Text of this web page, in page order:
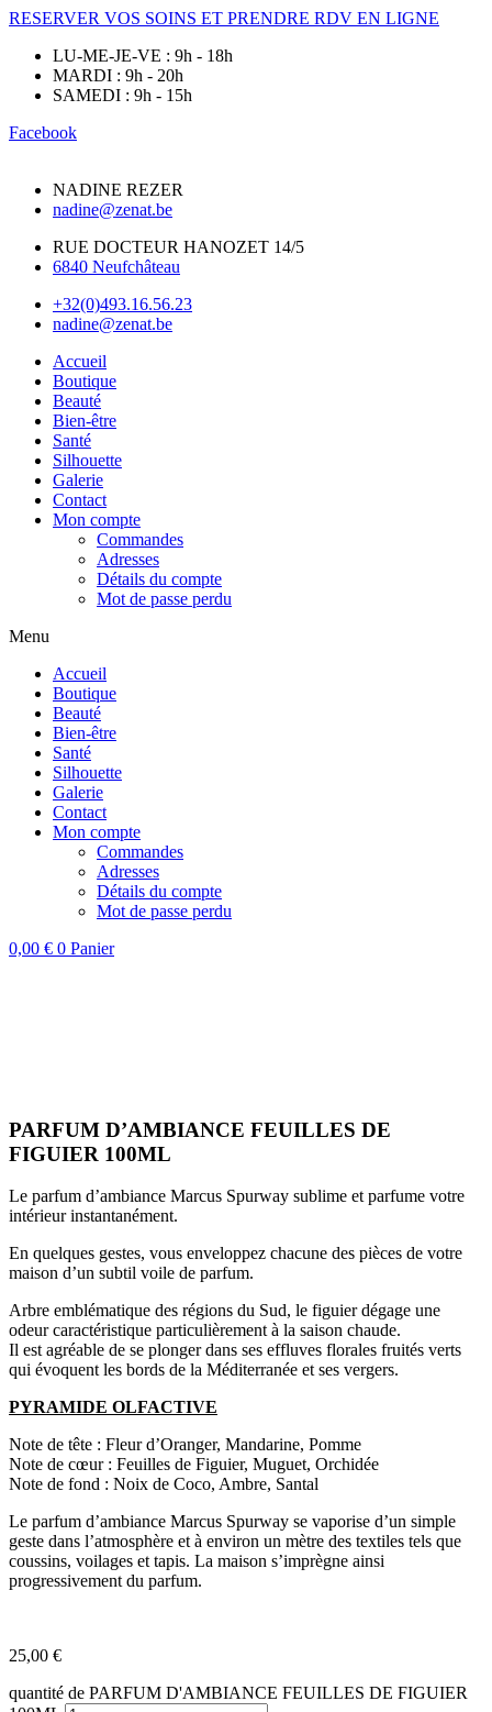
RESERVER VOS SOINS ET PRENDRE RDV EN LIGNE
LU-ME-JE-VE : 9h - 18h
MARDI : 9h - 20h
SAMEDI : 9h - 15h
Facebook
NADINE REZER
nadine@zenat.be
RUE DOCTEUR HANOZET 14/5
6840 Neufchâteau
+32(0)493.16.56.23
nadine@zenat.be
Accueil
Boutique
Beauté
Bien-être
Santé
Silhouette
Galerie
Contact
Mon compte
Commandes
Adresses
Détails du compte
Mot de passe perdu
Menu
Accueil
Boutique
Beauté
Bien-être
Santé
Silhouette
Galerie
Contact
Mon compte
Commandes
Adresses
Détails du compte
Mot de passe perdu
0,00 € 0 Panier
PARFUM D’AMBIANCE FEUILLES DE
FIGUIER 100ML
Le parfum d’ambiance Marcus Spurway sublime et parfume votre
intérieur instantanément.
En quelques gestes, vous enveloppez chacune des pièces de votre
maison d’un subtil voile de parfum.
Arbre emblématique des régions du Sud, le figuier dégage une
odeur caractéristique particulièrement à la saison chaude.
Il est agréable de se plonger dans ses effluves florales fruités verts
qui évoquent les bords de la Méditerranée et ses vergers.
PYRAMIDE OLFACTIVE
Note de tête : Fleur d’Oranger, Mandarine, Pomme
Note de cœur : Feuilles de Figuier, Muguet, Orchidée
Note de fond : Noix de Coco, Ambre, Santal
Le parfum d’ambiance Marcus Spurway se vaporise d’un simple
geste dans l’atmosphère et à environ un mètre des textiles tels que
coussins, voilages et tapis. La maison s’imprègne ainsi
progressivement du parfum.
25,00 €
quantité de PARFUM D'AMBIANCE FEUILLES DE FIGUIER